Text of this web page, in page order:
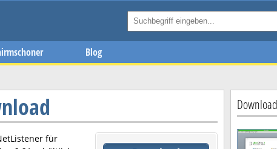
Blog
für